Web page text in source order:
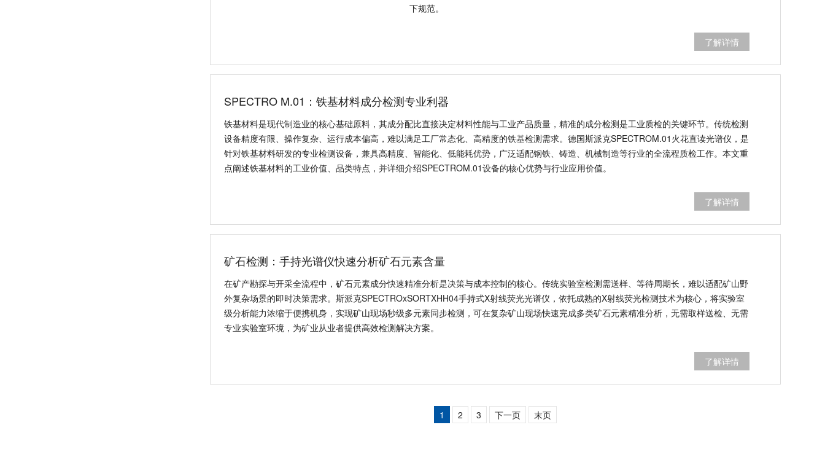
下规范。
了解详情
SPECTRO M.01：铁基材料成分检测专业利器
铁基材料是现代制造业的核心基础原料，其成分配比直接决定材料性能与工业产品质量，
精准的成分检测是工业质检的关键环节。传统检测设备精度有限、操作复杂、运行成本偏
高，难以满足工厂常态化、高精度的铁基检测需求。德国斯派克SPECTROM.01火花直读
光谱仪，是针对铁基材料研发的专业检测设备，兼具高精度、智能化、低能耗优势，广泛
在矿产勘探与开采全流程中，矿石元素成分快速精准分析是决策与成本控制的核心。传统实验室检测需送样、等待周期长，难以适配矿山野
外复杂场景的即时决策需求。斯派克SPECTROxSORTXHH04手持式X射线荧光光谱仪，依托成熟的X射线荧光检测技术为核心，将实验室
级分析能力浓缩于便携机身，实现矿山现场秒级多元素同步检测，可在复杂矿山现场快速完成多类矿石元素精准分析，无需取样送检、无需